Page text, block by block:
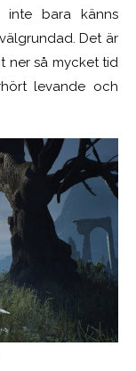
bara känns
Det är
ner så mycket tid
levande och